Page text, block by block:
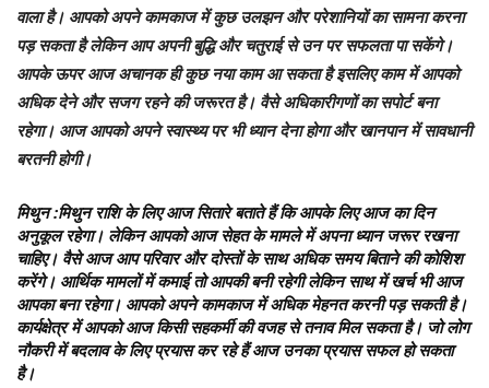
वाला है। आपको अपने कामकाज में कुछ उलझन और परेशानियों का सामना करना
पड़ सकता है लेकिन आप अपनी बुद्धि और चतुराई से उन पर सफलता पा सकेंगे।
आपके ऊपर आज अचानक ही कुछ नया काम आ सकता है इसलिए काम में आपको
अधिक देने और सजग रहने की जरूरत है। वैसे अधिकारीगणों का सपोर्ट बना
रहेगा। आज आपको अपने स्वास्थ्य पर भी ध्यान देना होगा और खानपान में सावधानी
बरतनी होगी।
मिथुन:मिथुन राशि के लिए आज सितारे बताते हैं कि आपके लिए आज का दिन
अनुकूल रहेगा। लेकिन आपको आज सेहत के मामले में अपना ध्यान जरूर रखना
चाहिए। वैसे आज आप परिवार और दोस्तों के साथ अधिक समय बिताने की कोशिश
करेंगे। आर्थिक मामलों में कमाई तो आपकी बनी रहेगी लेकिन साथ में खर्च भी आज
आपका बना रहेगा। आपको अपने कामकाज में अधिक मेहनत करनी पड़ सकती है।
कार्यक्षेत्र में आपको आज किसी सहकर्मी की वजह से तनाव मिल सकता है। जो लोग
नौकरी में बदलाव के लिए प्रयास कर रहे हैं आज उनका प्रयास सफल हो सकता
है।